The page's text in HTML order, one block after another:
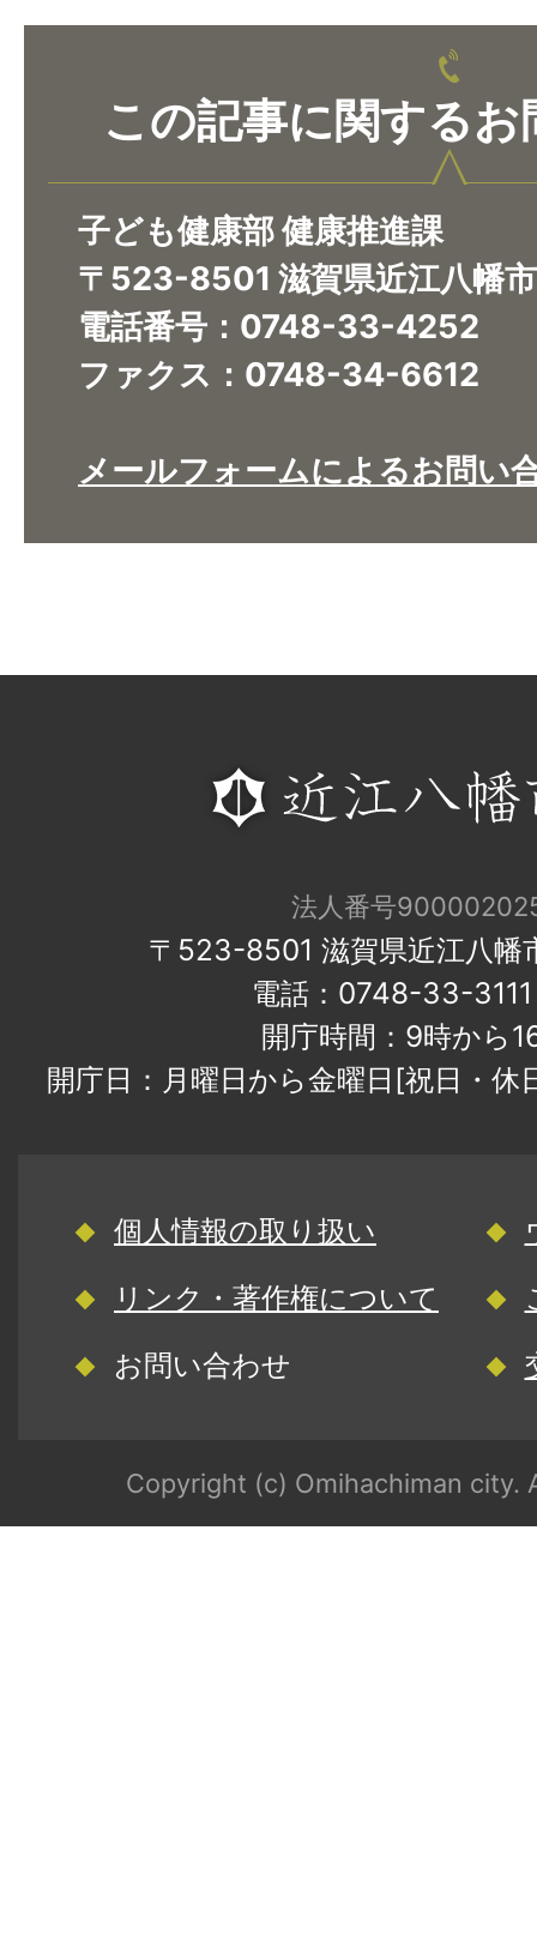
この記事に関するお
子ども健康部 健康推進課
〒523-8501 滋賀県近江八幡
電話番号：0748-33-4252
ファクス：0748-34-6612
メールフォームによるお問い
法人番号
〒523-8501 滋賀県近江八幡
電話：0748-33-
開庁時間：9時から
開庁日：月曜日から金曜日[祝日・
個人情報の取り扱い
リンク・著作権について
お問い合わせ
Copyright (c) Omihachiman city.